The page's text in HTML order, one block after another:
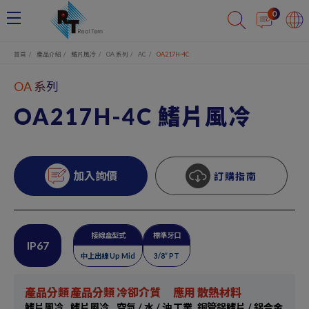
0
首頁 產品介紹 鰭片風冷 OA 系列 AC OA217H-4C
OA 系列
OA217H-4C 鰭片風冷
加入詢價 訂購指南
IP67
接線盒型式
中上出線 Up Mid
標準牙口
3/8” PT
產品分類產品分類 冷卻介質 應用 散熱材料
Cookie管理面板